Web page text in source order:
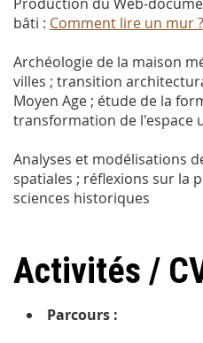
bâti : Comment lire un mur ?
Archéologie de la maison
villes ; transition
Moyen Age ; étude de la
transformation de l'espace
Analyses et modélisations
spatiales ; réflexions sur la
sciences historiques
Activités /
Parcours :